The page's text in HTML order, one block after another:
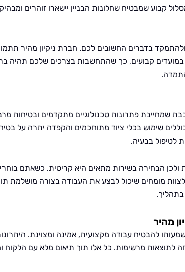
קבוע שמבטיח שחלונות הבניין יישארו זוהרים
בדברים החשובים לכם. חברת ניקיון מהיר
קבועים, כך שהתחשבות בצרכים שלכם תהיה
שמחייבת פתרונות טכנולוגיים מתקדמים ובטיחות
שימוש בכלי ציוד מתוחכמים והקפדה יתרה על
לטיפול בבעיה.
ולכן הבחירה בשירות מתאים היא קריטית. כשאתם
מומחים שיכול לבצע את העבודה בצורה מושלמת
מהיר
להבטיח עבודה מקצועית, אמינה ומצוינת.
לתוצאות מרשימות. כל אלו תוך תיאום מלא עם הלקוח